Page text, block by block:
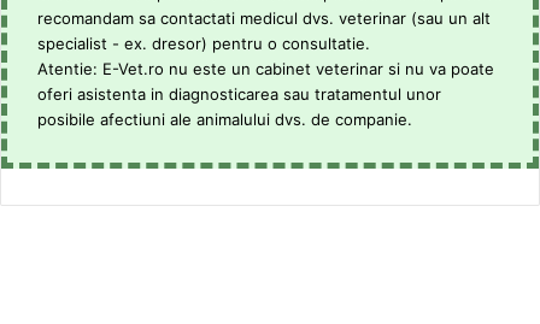
recomandam sa contactati medicul dvs. veterinar (sau un alt
specialist - ex. dresor) pentru o consultatie.
Atentie: E-Vet.ro nu este un cabinet veterinar si nu va poate
oferi asistenta in diagnosticarea sau tratamentul unor
posibile afectiuni ale animalului dvs. de companie.